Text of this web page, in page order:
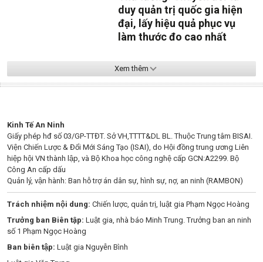
duy quản trị quốc gia hiện
đại, lấy hiệu quả phục vụ
làm thước đo cao nhất
Xem thêm
Kinh Tế An Ninh
Giấy phép hđ số 03/GP-TTĐT. Sở VH,TTTT&DL BL. Thuộc Trung tâm BISAI.
Viện Chiến Lược & Đổi Mới Sáng Tạo (ISAI), do Hội đồng trung ương Liên
hiệp hội VN thành lập, và Bộ Khoa học công nghệ cấp GCN:A2299. Bộ
Công An cấp dấu
Quản lý, vận hành: Ban hỗ trợ án dân sự, hình sự, nợ, an ninh (RAMBON)
Trách nhiệm nội dung: Chiến lược, quản trị, luật gia Phạm Ngọc Hoàng
Trưởng ban Biên tập: Luật gia, nhà báo Minh Trung. Trưởng ban an ninh
số 1 Phạm Ngọc Hoàng
Ban biên tập: Luật gia Nguyễn Bình